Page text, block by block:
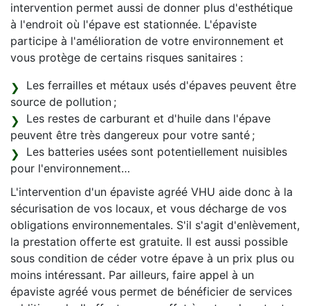
intervention permet aussi de donner plus d'esthétique
à l'endroit où l'épave est stationnée. L'épaviste
participe à l'amélioration de votre environnement et
vous protège de certains risques sanitaires :
Les ferrailles et métaux usés d'épaves peuvent être
source de pollution ;
Les restes de carburant et d'huile dans l'épave
peuvent être très dangereux pour votre santé ;
Les batteries usées sont potentiellement nuisibles
pour l'environnement…
L'intervention d'un épaviste agréé VHU aide donc à la
sécurisation de vos locaux, et vous décharge de vos
obligations environnementales. S'il s'agit d'enlèvement,
la prestation offerte est gratuite. Il est aussi possible
sous condition de céder votre épave à un prix plus ou
moins intéressant. Par ailleurs, faire appel à un
épaviste agréé vous permet de bénéficier de services